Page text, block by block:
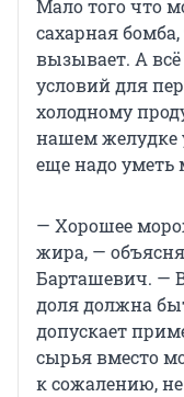
Мало того что
сахарная
вызывает. А всё
условий для
холодному
нашем желудке
еще надо уметь
— Хорошее
жира, —
Барташевич. —
доля должна
допускает
сырья вместо
к сожалению,